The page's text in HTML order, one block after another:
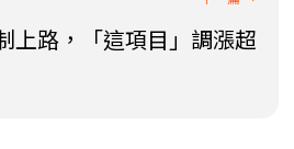
上路，「這項目」調漲超